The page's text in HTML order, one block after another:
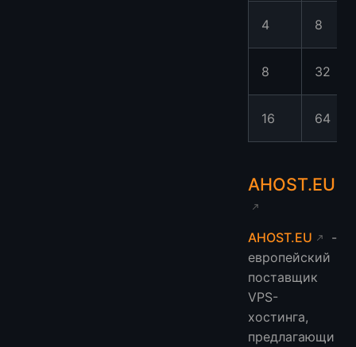
4 8
8 32
16 64
AHOST.EU
AHOST.EU
-
европейский
поставщик
VPS-
хостинга,
предлагающи